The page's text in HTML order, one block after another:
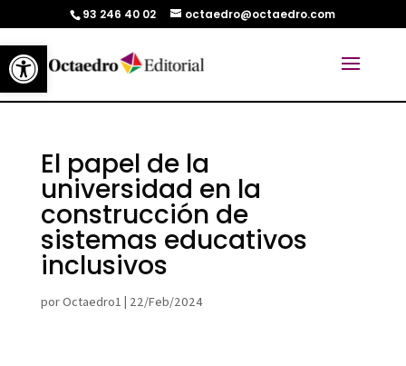
Abrir barra de herramientas
93 246 40 02 octaedro@octaedro.com
El papel de la
universidad en la
construcción de
sistemas educativos
inclusivos
porOctaedro1 | 22/Feb/2024